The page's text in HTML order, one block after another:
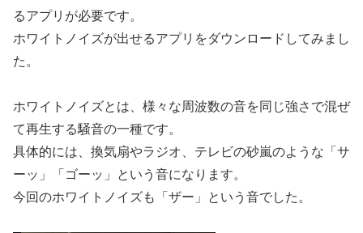
るアプリが必要です。
ホワイトノイズが出せるアプリをダウンロードしてみまし
た。
ホワイトノイズとは、様々な周波数の音を同じ強さで混ぜ
て再生する騒音の一種です。
具体的には、換気扇やラジオ、テレビの砂嵐のような「サ
ーッ」「ゴーッ」という音になります。
今回のホワイトノイズも「ザー」という音でした。